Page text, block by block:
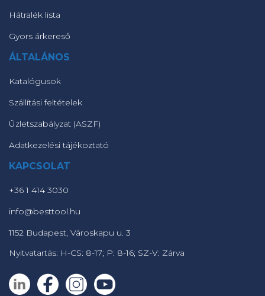
Hátralék lista
Gyors árkereső
ÁLTALÁNOS
Katalógusok
Szállítási feltételek
Üzletszabályzat (ASZF)
Adatkezelési tájékoztató
KAPCSOLAT
+36 1 414 3030
info@besttool.hu
1152 Budapest, Városkapu u. 3
Nyitvatartás: H-CS: 8-17; P: 8-16; SZ-V: Zárva